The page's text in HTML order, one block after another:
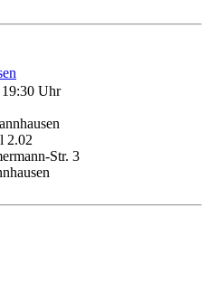
Uhr
2.02
Str. 3